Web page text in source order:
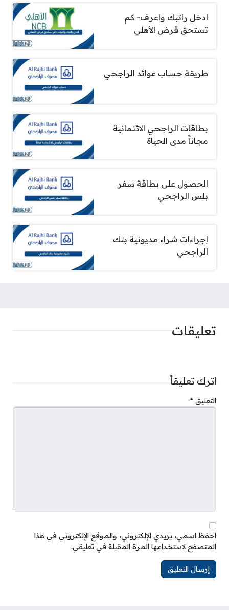
ادخل راتبك واعرف- كم
تستحق قرض الأهلي
طريقة حساب عوائد الراجحي
بطاقات الراجحي الائتمانية
مجاناً مدى الحياة
الحصول على بطاقة سفر
بلس الراجحي
إجراءات شراء مديونية بنك
الراجحي
تعليقات
اترك تعليقاً
التعليق *
احفظ اسمي، بريدي الإلكتروني، والموقع الإلكتروني في هذا
المتصفح لاستخدامها المرة المقبلة في تعليقي.